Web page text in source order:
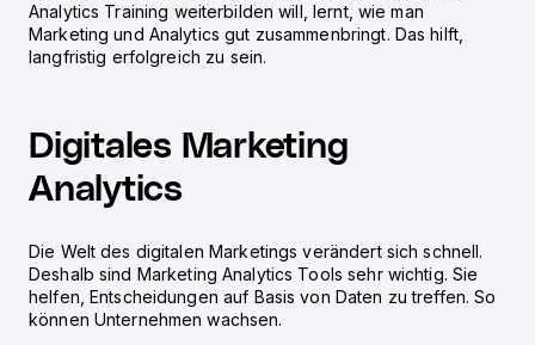
Analytics Training weiterbilden will, lernt, wie man
Marketing und Analytics gut zusammenbringt. Das hilft,
langfristig erfolgreich zu sein.
Digitales Marketing
Analytics
Die Welt des digitalen Marketings verändert sich schnell.
Deshalb sind Marketing Analytics Tools sehr wichtig. Sie
helfen, Entscheidungen auf Basis von Daten zu treffen. So
können Unternehmen wachsen.